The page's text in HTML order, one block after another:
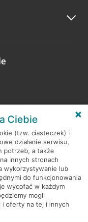
o wizycie.
Ciebie
(tzw. ciasteczek) i
działanie serwisu,
potrzeb, a także
innych stronach
wykorzystywanie lub
do funkcjonowania
wycofać w każdym
mogli
i oferty na tej i innych